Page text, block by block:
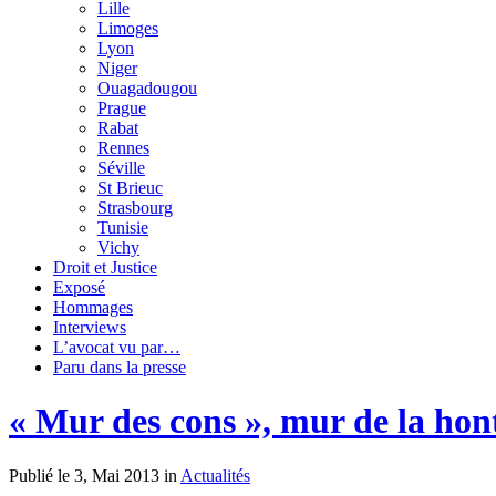
Lille
Limoges
Lyon
Niger
Ouagadougou
Prague
Rabat
Rennes
Séville
St Brieuc
Strasbourg
Tunisie
Vichy
Droit et Justice
Exposé
Hommages
Interviews
L’avocat vu par…
Paru dans la presse
« Mur des cons », mur de la
Publié le 3, Mai 2013 in Actualités